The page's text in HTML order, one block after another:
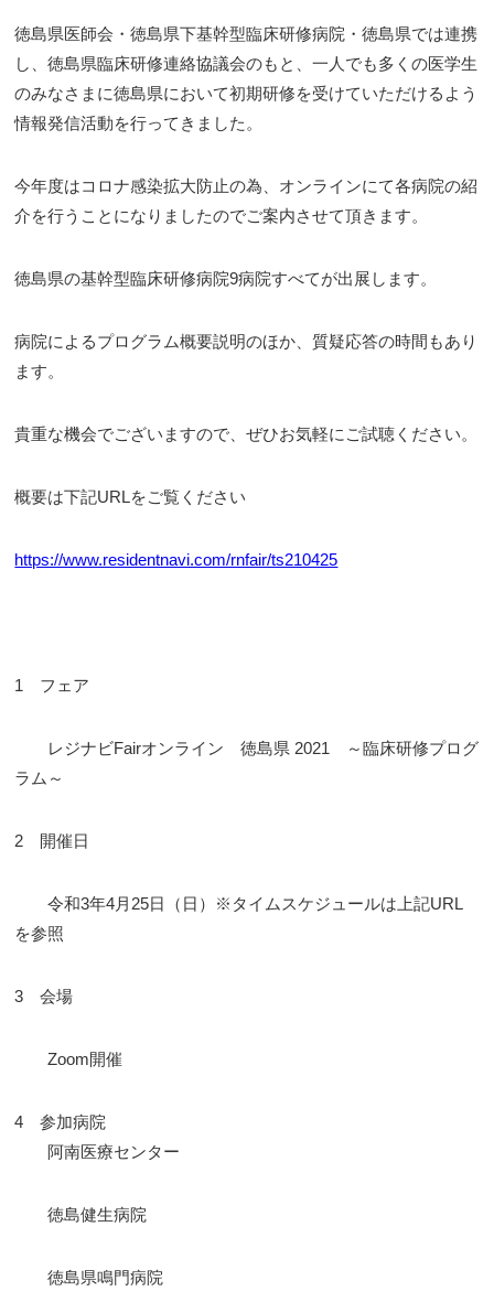
徳島県医師会・徳島県下基幹型臨床研修病院・徳島県では連携
し、徳島県臨床研修連絡協議会のもと、一人でも多くの医学生
のみなさまに徳島県において初期研修を受けていただけるよう
情報発信活動を行ってきました。
今年度はコロナ感染拡大防止の為、オンラインにて各病院の紹
介を行うことになりましたのでご案内させて頂きます。
徳島県の基幹型臨床研修病院9病院すべてが出展します。
病院によるプログラム概要説明のほか、質疑応答の時間もあり
ます。
貴重な機会でございますので、ぜひお気軽にご試聴ください。
概要は下記URLをご覧ください
https://www.residentnavi.com/rnfair/ts210425
1 フェア
レジナビFairオンライン 徳島県 2021 ～臨床研修プログ
ラム～
2 開催日
令和3年4月25日（日）※タイムスケジュールは上記URL
を参照
3 会場
Zoom開催
4 参加病院
阿南医療センター
徳島健生病院
徳島県鳴門病院